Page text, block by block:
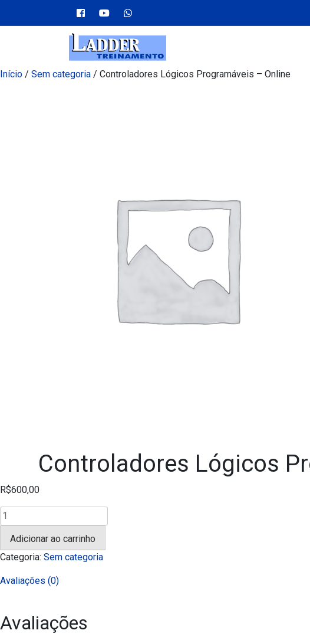
Início / Sem categoria / Controladores Lógicos Programáveis – Online
Controladores Lógicos
R$600,00
Controladores
Lógicos
Programáveis
-
quantidade
Adicionar ao carrinho
Categoria: Sem categoria
Avaliações (0)
Avaliações